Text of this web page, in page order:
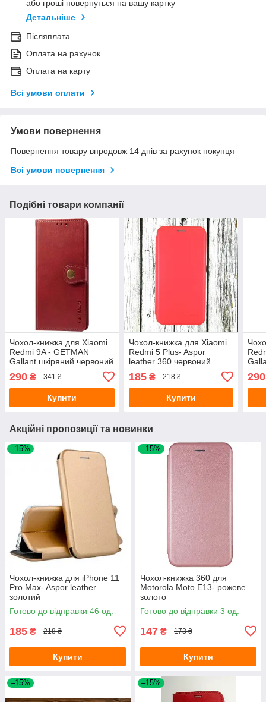
або гроші повернуться на вашу картку
Детальніше
Післяплата
Оплата на рахунок
Оплата на карту
Всі умови оплати
Умови повернення
Повернення товару впродовж 14 днів за рахунок покупця
Всі умови повернення
Подібні товари компанії
Чохол-книжка для Xiaomi
Redmi 9A - GETMAN
Gallant шкіряний червоний
290 ₴ 341 ₴
Купити
Чохол-книжка для Xiaomi
Redmi 5 Plus- Aspor
leather 360 червоний
185₴ 218 ₴
Купити
290
Акційні пропозиції та новинки
–15%
Чохол-книжка для iPhone 11
Pro Max- Aspor leather
золотий
Готово до відправки 46 од.
185 ₴ 218 ₴
Купити
–15%
Чохол-книжка 360 для
Motorola Moto E13- рожеве
золото
Готово до відправки 3 од.
147 ₴ 173 ₴
Купити
–15% –15%